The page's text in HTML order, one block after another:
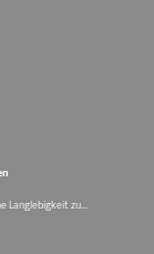
Langlebigkeit zu...